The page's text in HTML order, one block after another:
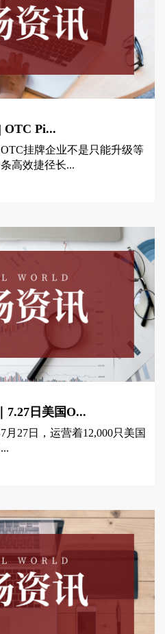
OTC Pi...
挂牌企业不是只能升级等
高效捷径长...
7.27日美国O...
月27日，运营着12,000只美国